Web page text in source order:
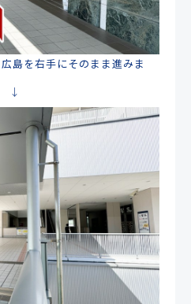
島を右手にそのまま進みま